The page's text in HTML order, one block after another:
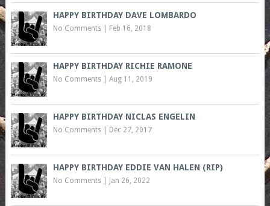
HAPPY BIRTHDAY DAVE LOMBARDO
No Comments| Feb 16, 2018
HAPPY BIRTHDAY RICHIE RAMONE
No Comments| Aug 11, 2019
HAPPY BIRTHDAY NICLAS ENGELIN
No Comments| Dec 27, 2017
HAPPY BIRTHDAY EDDIE VAN HALEN (RIP)
No Comments| Jan 26, 2022